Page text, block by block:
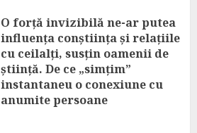
O forță invizibilă ne-ar putea
influența conștiința și relațiile
cu ceilalți, susțin oamenii de
știință. De ce „simțim”
instantaneu o conexiune cu
anumite persoane